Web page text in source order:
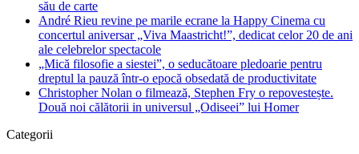
său de carte
André Rieu revine pe marile ecrane la Happy Cinema cu
concertul aniversar „Viva Maastricht!”, dedicat celor 20 de ani
ale celebrelor spectacole
„Mică filosofie a siestei”, o seducătoare pledoarie pentru
dreptul la pauză într-o epocă obsedată de productivitate
Christopher Nolan o filmează, Stephen Fry o repovestește.
Două noi călătorii in universul „Odiseei” lui Homer
Categorii